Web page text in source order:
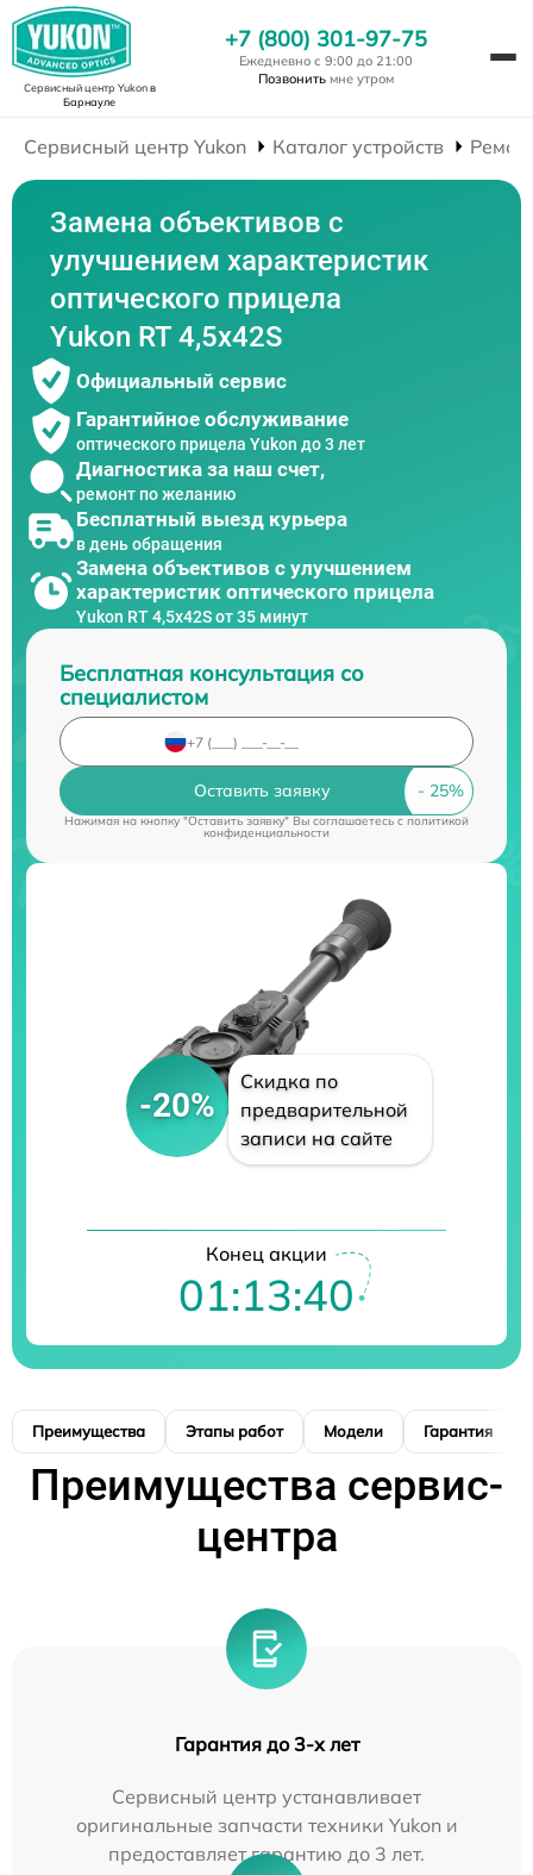
Сервисный центр Yukonв
Барнауле
+7 (800) 301-97-75
Ежедневно с 9:00 до 21:00
Позвонить мне утром
Сервисный центр Yukon Каталог устройств
Замена объективов с
улучшением характеристик
оптического прицела
Yukon RT 4,5х42S
Официальный сервис
Гарантийное обслуживание
оптического прицела Yukon до 3 лет
Диагностика за наш счет,
ремонт по желанию
Бесплатный выезд курьера
в день обращения
Замена объективов с улучшением
характеристик оптического прицела
Yukon RT 4,5х42S от 35 минут
Бесплатная консультация со
специалистом
Оставить заявку
Нажимая на кнопку "Оставить заявку" Вы соглашаетесь cполитикой
конфиденциальности
-20%
Скидка по
предварительной
записи на сайте
Конец акции
01:13:39
Преимущества Этапы работ Модели Гарантия
Преимущества сервис-
центра
Гарантия до 3-х лет
Сервисный центр устанавливает
оригинальные запчасти техники Yukon и
предоставляет гарантию до 3 лет.